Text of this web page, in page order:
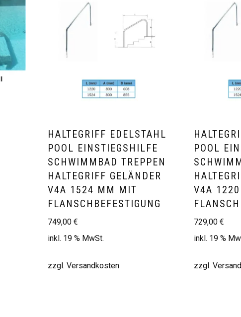
HALTEGRIFF EDELSTAHL
POOL EINSTIEGSHILFE
SCHWIMMBAD TREPPEN
HALTEGRIFF GELÄNDER
V4A 1524 MM MIT
FLANSCHBEFESTIGUNG
749,00 €
inkl. 19 % MwSt.
zzgl. Versandkosten
POOL
V4A
729,00€
inkl. 19 %
zzgl.